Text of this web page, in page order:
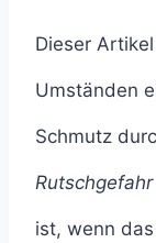
Dieser
Umständen
Schmutz
Rutschgefahr
ist, wenn